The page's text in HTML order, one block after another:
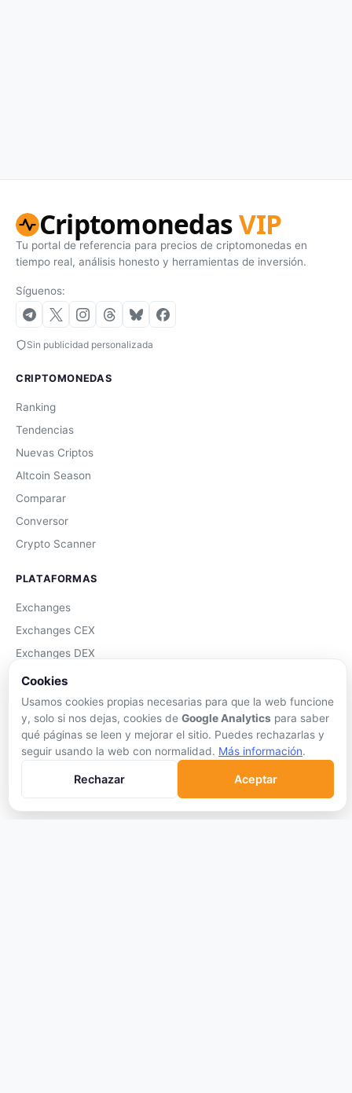
CriptomonedasVIP
Tu portal de referencia para precios de criptomonedas en
tiempo real, análisis honesto y herramientas de inversión.
Síguenos:
Sin publicidad personalizada
CRIPTOMONEDAS
Ranking
Tendencias
Nuevas Criptos
Altcoin Season
Comparar
Conversor
Crypto Scanner
PLATAFORMAS
Exchanges
Exchanges CEX
Exchanges DEX
Comparar Comisiones
Blockchains
Hardware Wallets
Software Wallets
Cookies
Usamos cookies propias necesarias para que la web funcione
y, solo si nos dejas, cookies de Google Analytics para saber
qué páginas se leen y mejorar el sitio. Puedes rechazarlas y
seguir usando la web con normalidad. Más información.
Rechazar Aceptar